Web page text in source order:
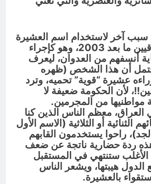
سبب آخر لاستخدام اسم العشيرة
لقباً عند العراقيين ما بعد 2003، وهو كإجراء
أنسفهم من العدوان، ليعرف
أن هذا الشخص (ظهره
عشيرة “قوية” تحميه، وترد
لأن الحكومة ضعيفة لا
مواطنيها من المجرمين.
معظم الناس الذين كنا
الثنائية أو الثلاثية (الاسم الأول
راحوا يستخدمون القابهم
ردة حضارية ناتجة عن ضعف
الأغلب ستنتهي في المستقبل
الدول هيبتها، ويشعر الناس
بالعشيرة.